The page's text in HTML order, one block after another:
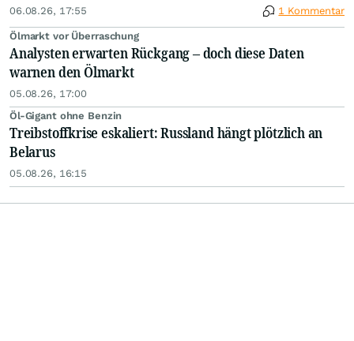
06.08.26, 17:55 1 Kommentar
Ölmarkt vor Überraschung
Analysten erwarten Rückgang – doch diese Daten
warnen den Ölmarkt
05.08.26, 17:00
Öl-Gigant ohne Benzin
Treibstoffkrise eskaliert: Russland hängt plötzlich an
Belarus
05.08.26, 16:15